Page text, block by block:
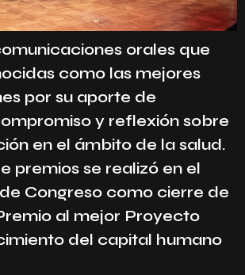
orales que
como las mejores
por su aporte de
y reflexión sobre
en el ámbito de la salud.
premios se realizó en el
Congreso como cierre de
al mejor Proyecto
del capital humano